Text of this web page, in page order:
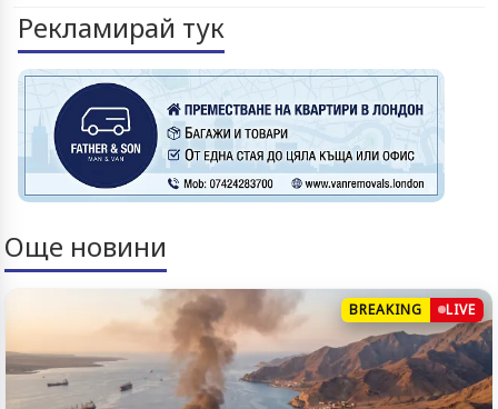
Рекламирай тук
Още новини
BREAKING LIVE